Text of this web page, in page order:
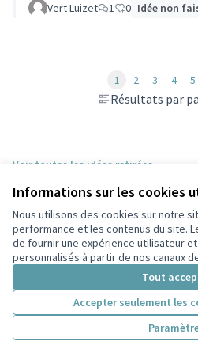
Informations sur les cookies
Nous utilisons des cookies sur notre
performance et les contenus du site.
de fournir une expérience utilisateur
personnalisés à partir de nos canaux
Tout
Accepter seulement les
Vert Luizet 1 0 Idée non
Résultats par
1 2 3 4 5
Voir toutes les idées retirées
Conditions d'utilisation
Paramètres des cookies
Participez Villeurbanne sur X
(Lien externe)
Participez Villeurbanne sur
Participez Villeurbanne sur
Participez Villeurbanne
(Lien externe)
Site réalisé grâce aulogiciel libre Decidim